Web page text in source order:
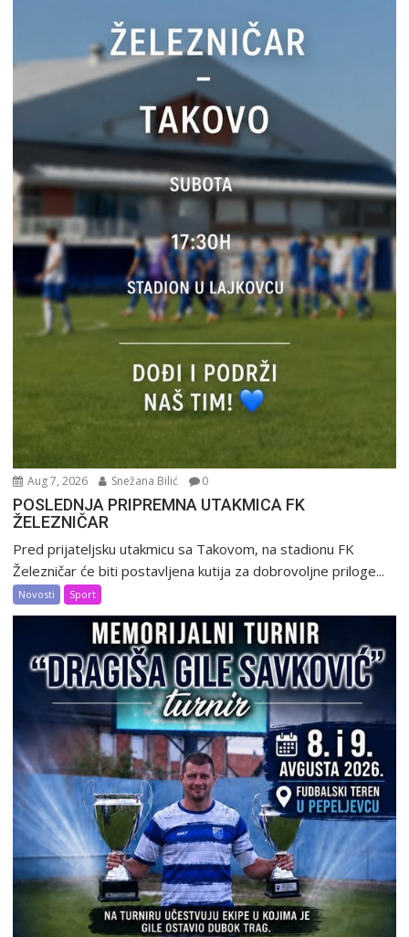
Aug 7, 2026 Snežana Bilić 0
POSLEDNJA PRIPREMNA UTAKMICA FK
ŽELEZNIČAR
Pred prijateljsku utakmicu sa Takovom, na stadionu FK
Železničar će biti postavljena kutija za dobrovoljne priloge...
Novosti Sport